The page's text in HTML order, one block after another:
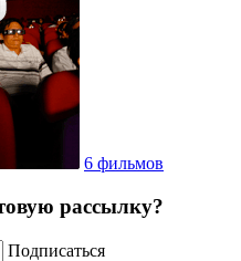
6 фильмов
рассылку?
Подписаться